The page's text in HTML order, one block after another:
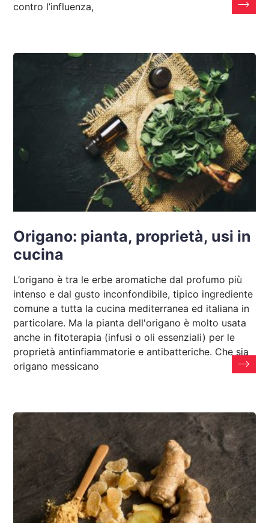
contro l’influenza,
Origano: pianta, proprietà, usi in
cucina
L’origano è tra le erbe aromatiche dal profumo più
intenso e dal gusto inconfondibile, tipico ingrediente
comune a tutta la cucina mediterranea ed italiana in
particolare. Ma la pianta dell'origano è molto usata
anche in fitoterapia (infusi o oli essenziali) per le
proprietà antinfiammatorie e antibatteriche. Che sia
origano messicano